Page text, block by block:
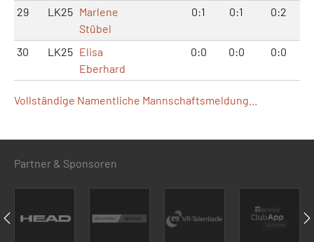
29 LK25 Marlene
Stübel
0:1 0:1 0:2
30 LK25 Elisa
Eberhard
0:0 0:0 0:0
Vollständige Namentliche Mannschaftsmeldung...
Partner & Sponsoren